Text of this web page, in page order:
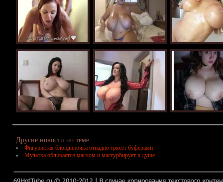
Другие новости по теме:
Фигуристая блондиночка отпадно трясёт буферами
Мулатка обливается маслом и мастурбирует в душе